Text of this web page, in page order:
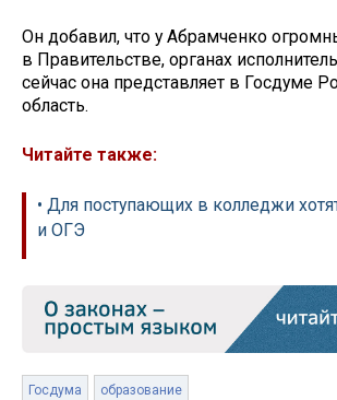
Он добавил, что у Абрамченко
в Правительстве, органах
сейчас она представляет в Госдуме
область.
Читайте также:
• Для поступающих в колледжи
и ОГЭ
Госдума образование